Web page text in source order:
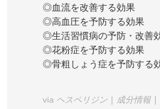
◎血流を改善する効果
◎高血圧を予防する効果
◎生活習慣病の予防・改善
◎花粉症を予防する効果
◎骨粗しょう症を予防する
via ヘスペリジン | 成分情報 |